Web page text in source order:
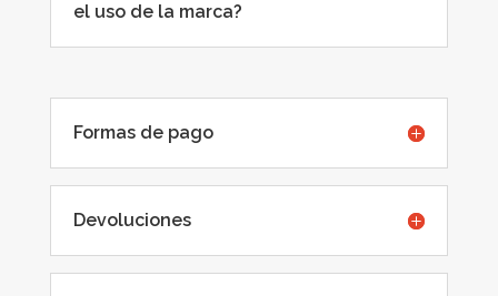
el uso de la marca?
Formas de pago
Devoluciones